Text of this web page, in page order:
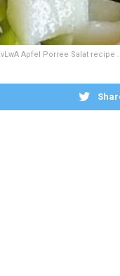
Apfel Porree Salat recipe .